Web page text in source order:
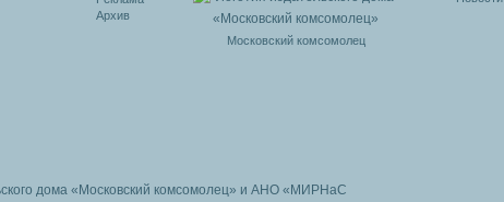
Архив
Московский комсомолец
дома «Московский комсомолец» и АНО «МИРНаС